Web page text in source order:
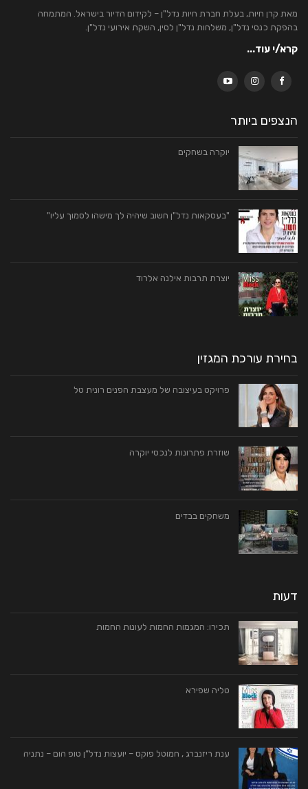
מאת קרן חיות, בעלת חברת חיות נדל"ן – לקידום הדיור בישראל. המתמחה
בהפקת כנסי נדל"ן, משלחות נדל"ן לסין, השקת אירועי נדל"ן.
קרא/י עוד...
הנצפים ביותר
יוקרה בשחקים
"בעסקאות נדל"ן חשוב שיהיה לך מישהו לסמוך עליו"
יוצרת תרבות אילנה אלרוד
בחירת עורכת המגזין
פרויקט בעיצובה של מעצבת הפנים רונית טל
שוזרת פתרונות לנכסי יוקרה
משחקים בבדים
דעות
תכירו: המגמות החמות לעונות החמות
טליה שפירא
ענת ריזנברג , חמוטל פוקס – יועצות נדל”ן טופ הום – נתניה